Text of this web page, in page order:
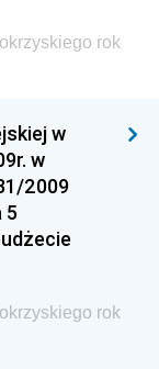
i Polityki
i Głównego
rok
w
w
2009
5
rok